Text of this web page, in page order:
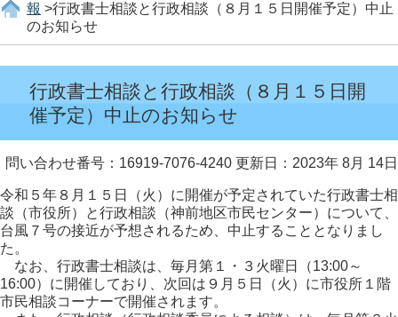
報 >行政書士相談と行政相談（８月１５日開催予定）中止
のお知らせ
行政書士相談と行政相談（８月１５日開
催予定）中止のお知らせ
問い合わせ番号：16919-7076-4240 更新日：2023年 8月 14日
令和５年８月１５日（火）に開催が予定されていた行政書士相
談（市役所）と行政相談（神前地区市民センター）について、
台風７号の接近が予想されるため、中止することとなりまし
た。
なお、行政書士相談は、毎月第１・３火曜日（13:00～
16:00）に開催しており、次回は９月５日（火）に市役所１階
市民相談コーナーで開催されます。